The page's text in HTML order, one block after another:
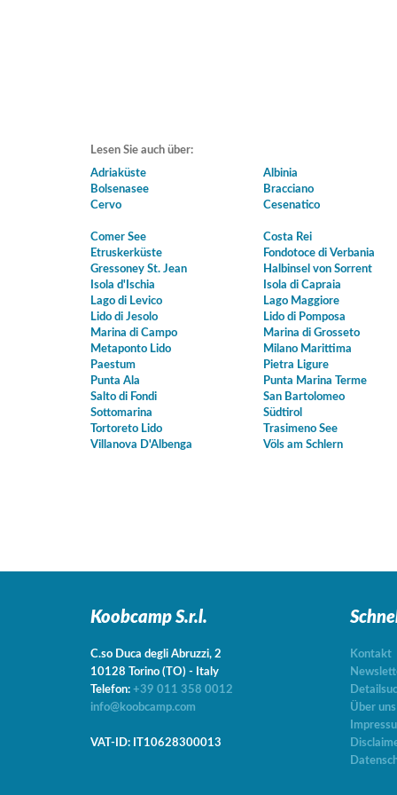
Lesen Sie auch über:
Adriaküste
Albinia
Bolsenasee
Bracciano
Cervo
Cesenatico
Comer See
Costa Rei
Etruskerküste
Fondotoce di Verbania
Gressoney St. Jean
Halbinsel von Sorrent
Isola d'Ischia
Isola di Capraia
Lago di Levico
Lago Maggiore
Lido di Jesolo
Lido di Pomposa
Marina di Campo
Marina di Grosseto
Metaponto Lido
Milano Marittima
Paestum
Pietra Ligure
Punta Ala
Punta Marina Terme
Salto di Fondi
San Bartolomeo
Sottomarina
Südtirol
Tortoreto Lido
Trasimeno See
Villanova D'Albenga
Völs am Schlern
Koobcamp S.r.l.
C.so Duca degli Abruzzi, 2
10128 Torino (TO) - Italy
Telefon: +39 011 358 0012
info@koobcamp.com
VAT-ID: IT10628300013
Kontakt
Über uns